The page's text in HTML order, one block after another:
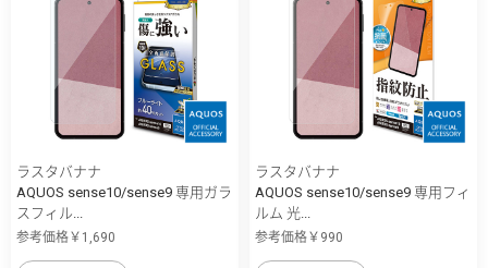
ラスタバナナ
AQUOS sense10/sense9 専用ガラ
スフィル...
参考価格￥1,690
ラスタバナナ
AQUOS sense10/sense9 専用フィ
ルム 光...
参考価格￥990